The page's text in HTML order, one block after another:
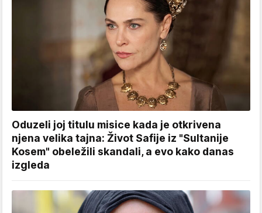
Oduzeli joj titulu misice kada je otkrivena
njena velika tajna: Život Safije iz "Sultanije
Kosem" obeležili skandali, a evo kako danas
izgleda